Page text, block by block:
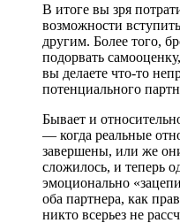
В итоге вы зря
возможности
другим. Более того,
подорвать
вы делаете что-то
потенциального
Бывает и
— когда реальные
завершены, или же
сложилось, и теперь
эмоционально
оба партнера, как
никто всерьез не